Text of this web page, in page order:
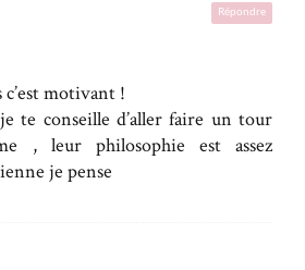
Répondre
motivant !
te conseille d’aller faire un tour
, leur philosophie est assez
je pense